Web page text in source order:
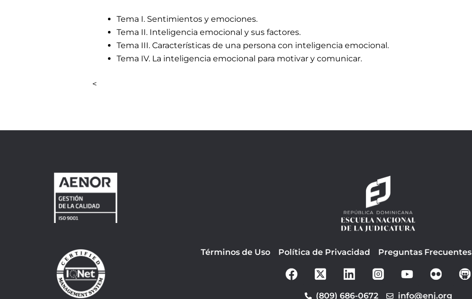
Tema I. Sentimientos y emociones.
Tema II. Inteligencia emocional y sus factores.
Tema III. Características de una persona con inteligencia emocional.
Tema IV. La inteligencia emocional para motivar y comunicar.
<
Términos de Uso Política de Privacidad Preguntas Frecuentes
F
a
o
u
(809) 686-0672 info@enj.org